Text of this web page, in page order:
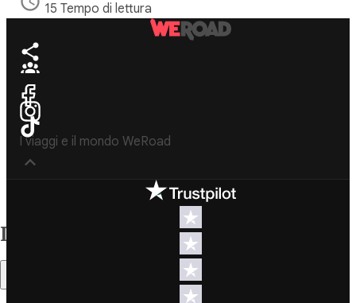
Indice
15 Tempo di lettura
I viaggi e il mondo WeRoad
gruppo Nord